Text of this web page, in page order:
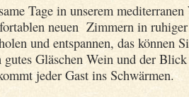
Tage in unserem mediterranen
neuen Zimmern in
und entspannen, das können
gutes Gläschen Wein und der
jeder Gast ins Schwärmen.